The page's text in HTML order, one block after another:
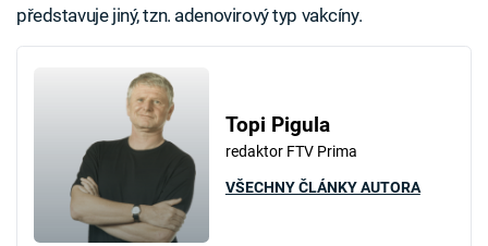
představuje jiný, tzn. adenovirový typ vakcíny.
Topi Pigula
redaktor FTV Prima
VŠECHNY ČLÁNKY AUTORA